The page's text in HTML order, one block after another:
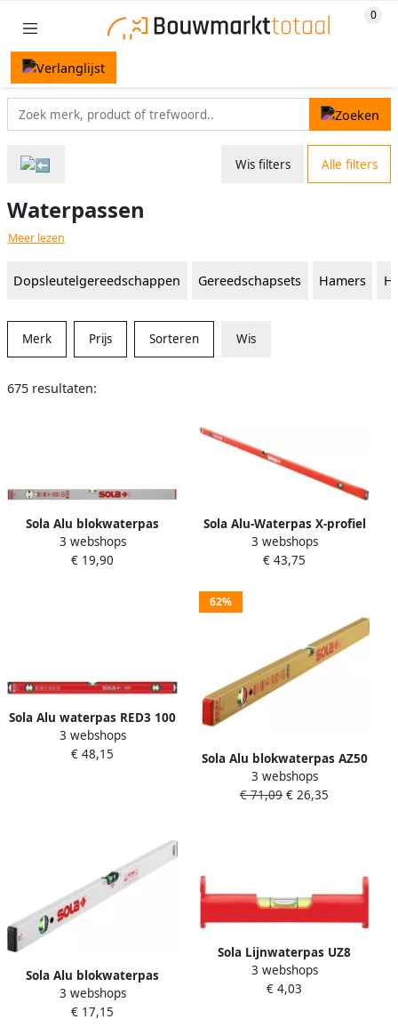
Wis filters Alle filters
Waterpassen
Meer lezen
Dopsleutelgereedschappen Gereedschapsets Hamers
Merk Prijs Sorteren Wis
675 resultaten:
Sola Alu blokwaterpas
AZB180 180cm 2 libellen 0
50mm m zilver 01011601
3 webshops
€ 19,90
Sola Alu-Waterpas X-profiel
BIGX3 150 150cm 3 libellen
0 50mm m rood 01373501
3 webshops
€ 43,75
Sola Alu waterpas RED3 100
100cm 3 libellen 0 30mm m
01215301
3 webshops
€ 48,15
62%
Sola Alu blokwaterpas AZ50
50cm 2 libellen 0 50mm m
goud 01160701
3 webshops
€ 71,09 € 26,35
Sola Alu blokwaterpas
AV100 100cm 2 libellen 0
50mm m zilver 01111301
3 webshops
€ 17,15
Sola Lijnwaterpas UZ8
blister 8cm kunststof rood
stootvaste libel 01431020
3 webshops
€ 4,03